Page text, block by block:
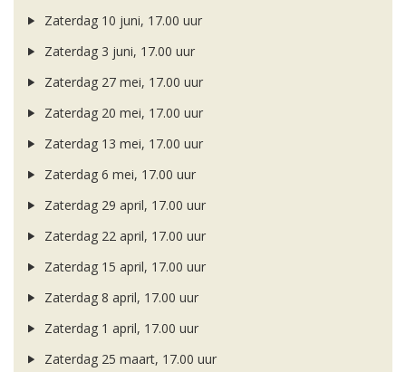
Zaterdag 10 juni, 17.00 uur
Zaterdag 3 juni, 17.00 uur
Zaterdag 27 mei, 17.00 uur
Zaterdag 20 mei, 17.00 uur
Zaterdag 13 mei, 17.00 uur
Zaterdag 6 mei, 17.00 uur
Zaterdag 29 april, 17.00 uur
Zaterdag 22 april, 17.00 uur
Zaterdag 15 april, 17.00 uur
Zaterdag 8 april, 17.00 uur
Zaterdag 1 april, 17.00 uur
Zaterdag 25 maart, 17.00 uur